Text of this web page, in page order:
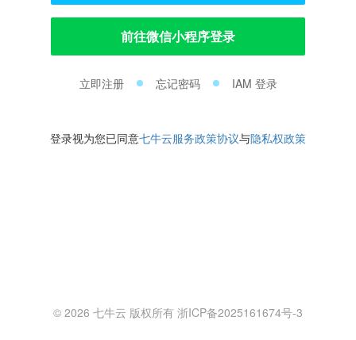
前往微信小程序登录
立即注册 忘记密码 IAM 登录
登录视为您已同意七牛云服务政策协议与隐私权政策
© 2026 七牛云 版权所有 浙ICP备2025161674号-3